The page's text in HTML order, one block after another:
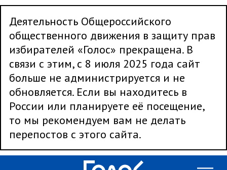
Деятельность Общероссийского
общественного движения в защиту прав
избирателей «Голос» прекращена. В
связи с этим, с 8 июля 2025 года сайт
больше не администрируется и не
обновляется. Если вы находитесь в
России или планируете её посещение,
то мы рекомендуем вам не делать
перепостов с этого сайта.